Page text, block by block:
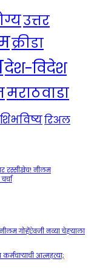
उत्तर
क्रीडा
देश-विदेश
मराठवाडा
रिअल
गोऱ्हेंऐवजी नव्या चेहऱ्याला